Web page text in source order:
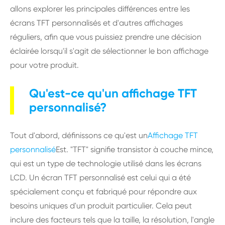
allons explorer les principales différences entre les
écrans TFT personnalisés et d'autres affichages
réguliers, afin que vous puissiez prendre une décision
éclairée lorsqu'il s'agit de sélectionner le bon affichage
pour votre produit.
Qu'est-ce qu'un affichage TFT
personnalisé?
Tout d'abord, définissons ce qu'est unAffichage TFT
personnaliséEst. "TFT" signifie transistor à couche mince,
qui est un type de technologie utilisé dans les écrans
LCD. Un écran TFT personnalisé est celui qui a été
spécialement conçu et fabriqué pour répondre aux
besoins uniques d'un produit particulier. Cela peut
inclure des facteurs tels que la taille, la résolution, l'angle